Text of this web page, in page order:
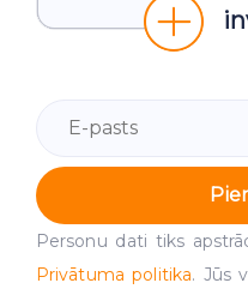
Personu dati tiks
Privātuma politika. Jūs